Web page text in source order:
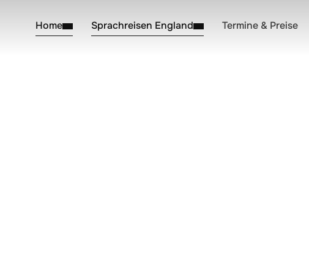
Home Sprachreisen England Termine & Preise